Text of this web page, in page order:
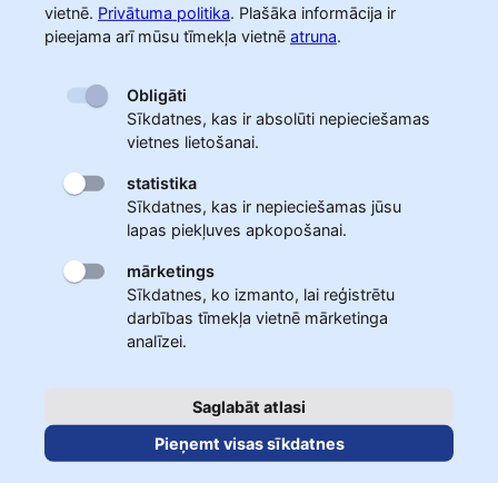
vietnē. Privātuma politika. Plašāka informācija ir
pieejama arī mūsu tīmekļa vietnē atruna.
Obligāti
Sīkdatnes, kas ir absolūti nepieciešamas
vietnes lietošanai.
statistika
Sīkdatnes, kas ir nepieciešamas jūsu
lapas piekļuves apkopošanai.
mārketings
Sīkdatnes, ko izmanto, lai reģistrētu
darbības tīmekļa vietnē mārketinga
analīzei.
Saglabāt atlasi
Pieņemt visas sīkdatnes